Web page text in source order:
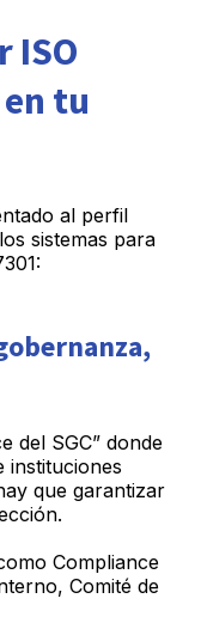
ISO
tu
al perfil
sistemas para
del SGC” donde
instituciones
que garantizar
Compliance
Comité de